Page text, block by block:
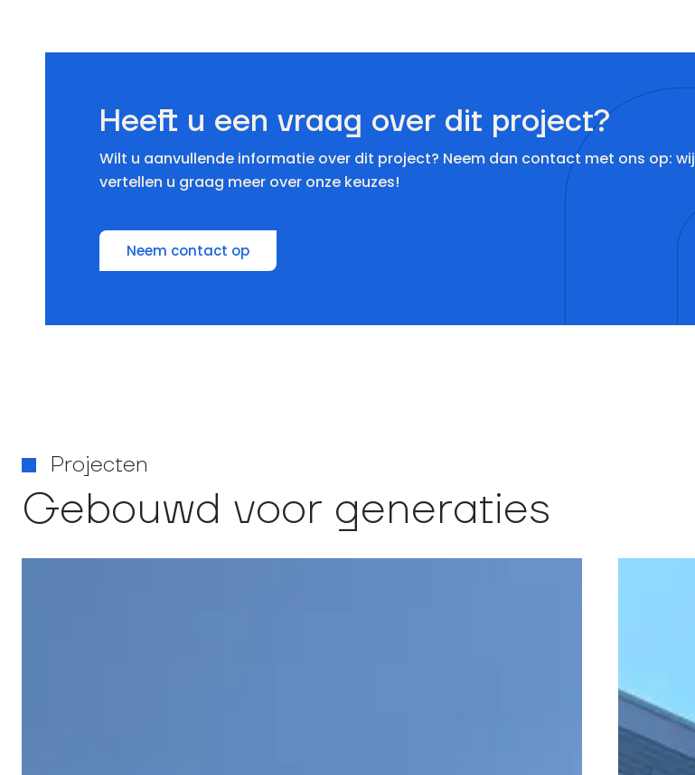
Heeft u een vraag over dit project?
Wilt u aanvullende informatie over dit project? Neem dan contact met ons op: wij
vertellen u graag meer over onze keuzes!
Neem contact op
Projecten
Gebouwd voor generaties